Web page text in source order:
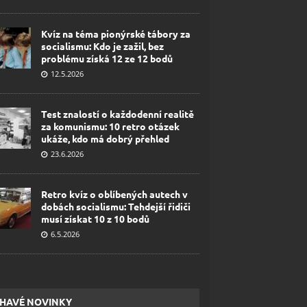
Kvíz na téma pionýrské tábory za
socialismu: Kdo je zažil, bez
problému získá 12 ze 12 bodů
12.5.2026
Test znalostí o každodenní realitě
za komunismu: 10 retro otázek
ukáže, kdo má dobrý přehled
23.6.2026
Retro kvíz o oblíbených autech v
dobách socialismu: Tehdejší řidiči
musí získat 10 z 10 bodů
6.5.2026
NOVINKY